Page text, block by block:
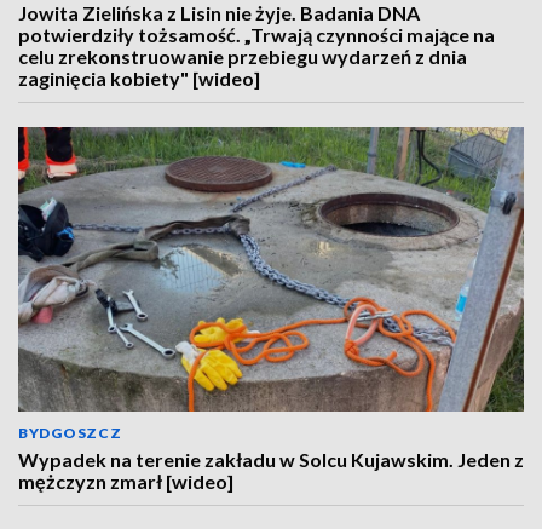
Jowita Zielińska z Lisin nie żyje. Badania DNA
potwierdziły tożsamość. „Trwają czynności mające na
celu zrekonstruowanie przebiegu wydarzeń z dnia
zaginięcia kobiety" [wideo]
BYDGOSZCZ
Wypadek na terenie zakładu w Solcu Kujawskim. Jeden z
mężczyzn zmarł [wideo]